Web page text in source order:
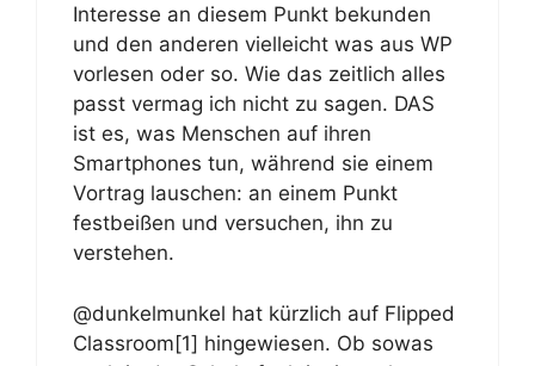
Interesse an diesem Punkt bekunden
und den anderen vielleicht was aus WP
vorlesen oder so. Wie das zeitlich alles
passt vermag ich nicht zu sagen. DAS
ist es, was Menschen auf ihren
Smartphones tun, während sie einem
Vortrag lauschen: an einem Punkt
festbeißen und versuchen, ihn zu
verstehen.
@dunkelmunkel hat kürzlich auf Flipped
Classroom[1] hingewiesen. Ob sowas